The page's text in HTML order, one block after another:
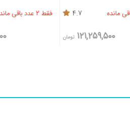
4.7
121,259,500 تومان
فقط 2 عدد باقی مانده